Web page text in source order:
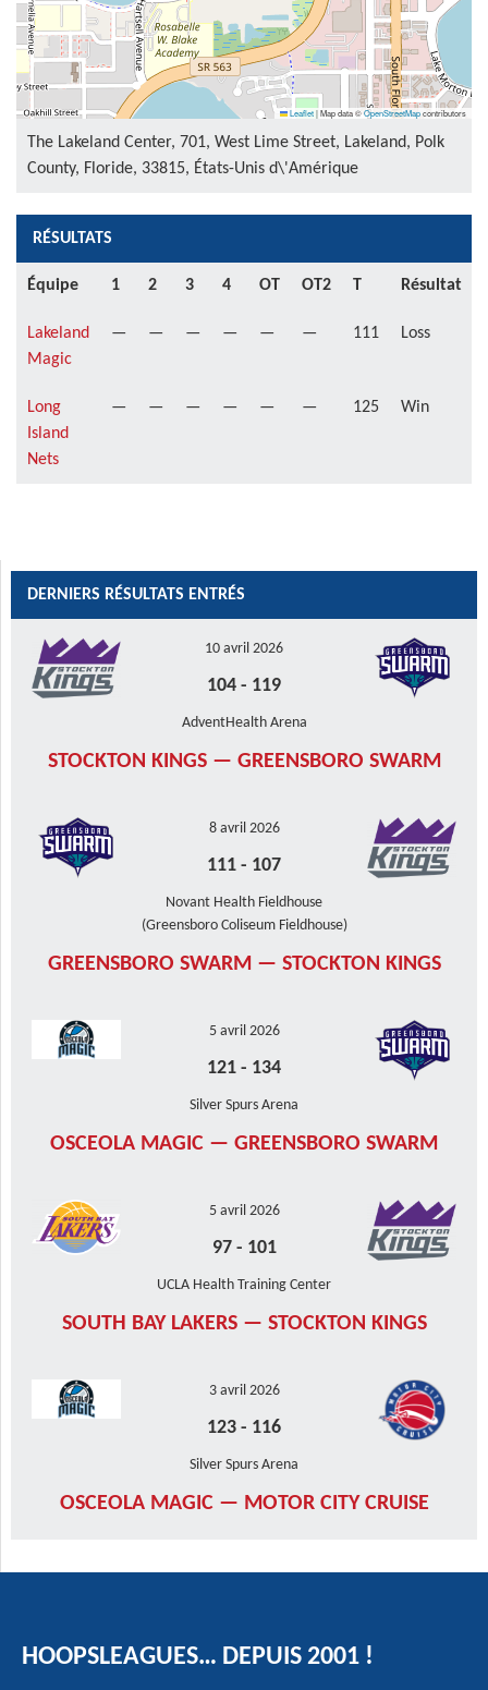
Leaflet|Map data ©OpenStreetMapcontributors
The Lakeland Center, 701, West Lime Street, Lakeland, Polk
County, Floride, 33815, États-Unis d\'Amérique
RÉSULTATS
Équipe 1 2 3 4 OT OT2 T Résultat
Lakeland
Magic
— — — — — — 111 Loss
Long
Island
Nets
— — — — — — 125 Win
DERNIERS RÉSULTATS ENTRÉS
10 avril 2026
104 - 119
AdventHealth Arena
STOCKTON KINGS — GREENSBORO SWARM
8 avril 2026
111 - 107
Novant Health Fieldhouse
(Greensboro Coliseum Fieldhouse)
GREENSBORO SWARM — STOCKTON KINGS
5 avril 2026
121 - 134
Silver Spurs Arena
OSCEOLA MAGIC — GREENSBORO SWARM
5 avril 2026
97- 101
UCLA Health Training Center
SOUTH BAY LAKERS — STOCKTON KINGS
3 avril 2026
123 - 116
Silver Spurs Arena
OSCEOLA MAGIC — MOTOR CITY CRUISE
HOOPSLEAGUES… DEPUIS 2001 !